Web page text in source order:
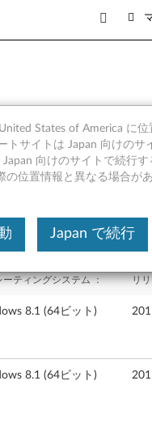
8.1
ーティングシステム ： リ
8.1 (64ビット)
8.1 (64ビット)
States of America に位
サイトは Japan 向けのサ
向けのサイトで続行
位置情報と異なる場合があ
Japan で続行